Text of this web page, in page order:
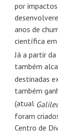
por
anos de
científica em
Já a partir
também
destinadas
também
(atual
foram
Centro de